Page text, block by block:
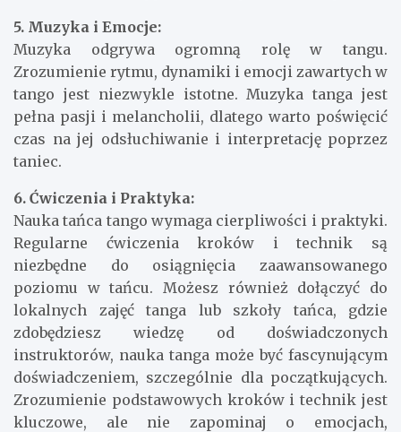
5. Muzyka i Emocje:
Muzyka odgrywa ogromną rolę w tangu.
Zrozumienie rytmu, dynamiki i emocji zawartych w
tango jest niezwykle istotne. Muzyka tanga jest
pełna pasji i melancholii, dlatego warto poświęcić
czas na jej odsłuchiwanie i interpretację poprzez
taniec.
6. Ćwiczenia i Praktyka:
Nauka tańca tango wymaga cierpliwości i praktyki.
Regularne ćwiczenia kroków i technik są
niezbędne do osiągnięcia zaawansowanego
poziomu w tańcu. Możesz również dołączyć do
lokalnych zajęć tanga lub szkoły tańca, gdzie
zdobędziesz wiedzę od doświadczonych
instruktorów, nauka tanga może być fascynującym
doświadczeniem, szczególnie dla początkujących.
Zrozumienie podstawowych kroków i technik jest
kluczowe, ale nie zapominaj o emocjach,